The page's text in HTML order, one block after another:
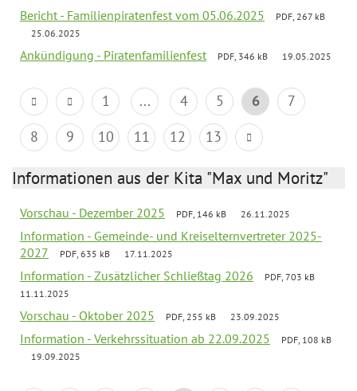
Bericht - Familienpiratenfest vom 05.06.2025
PDF, 267 kB
25.06.2025
Ankündigung - Piratenfamilienfest PDF, 346 kB 19.05.2025
1 ... 4 5 6
7
8
9 10 11 12 13
Informationen aus der Kita "Max und Moritz"
Vorschau - Dezember 2025 PDF, 146 kB 26.11.2025
Information - Gemeinde- und Kreiselternvertreter 2025-
2027
PDF, 635 kB 17.11.2025
Information - Zusätzlicher Schließtag 2026
PDF, 703 kB
11.11.2025
Vorschau - Oktober 2025 PDF, 255 kB 23.09.2025
Information - Verkehrssituation ab 22.09.2025
PDF, 108 kB
19.09.2025